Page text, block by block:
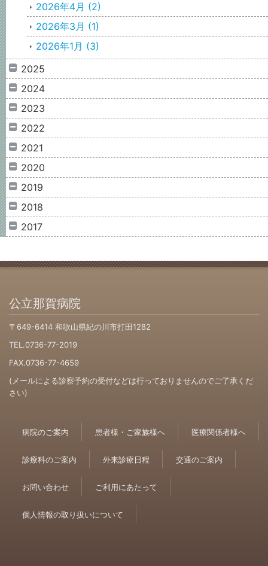
2026年4月 (2)
2026年3月 (1)
2026年1月 (3)
2025
2024
2023
2022
2021
2020
2019
2018
2017
公立那賀病院
〒649-6414 和歌山県紀の川市打田1282
TEL.0736-77-2019
FAX.0736-77-4659
(メールによる診察予約の受付などは行っておりませんのでご了承くだ
さい)
病院のご案内 患者様・ご家族様へ 医療関係者様へ
診療科のご案内 外来診療日程 交通のご案内
お問い合わせ ご利用にあたって
個人情報の取り扱いについて